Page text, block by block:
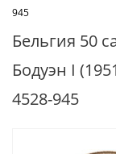
945
Бельгия 50
Бодуэн I
4528-945